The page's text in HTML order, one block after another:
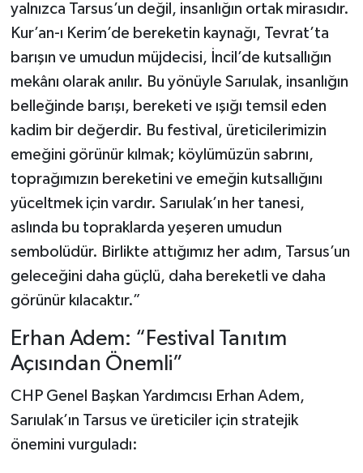
yalnızca Tarsus’un değil, insanlığın ortak mirasıdır.
Kur’an-ı Kerim’de bereketin kaynağı, Tevrat’ta
barışın ve umudun müjdecisi, İncil’de kutsallığın
mekânı olarak anılır. Bu yönüyle Sarıulak, insanlığın
belleğinde barışı, bereketi ve ışığı temsil eden
kadim bir değerdir. Bu festival, üreticilerimizin
emeğini görünür kılmak; köylümüzün sabrını,
toprağımızın bereketini ve emeğin kutsallığını
yüceltmek için vardır. Sarıulak’ın her tanesi,
aslında bu topraklarda yeşeren umudun
sembolüdür. Birlikte attığımız her adım, Tarsus’un
geleceğini daha güçlü, daha bereketli ve daha
görünür kılacaktır.”
Erhan Adem: “Festival Tanıtım
Açısından Önemli”
CHP Genel Başkan Yardımcısı Erhan Adem,
Sarıulak’ın Tarsus ve üreticiler için stratejik
önemini vurguladı: